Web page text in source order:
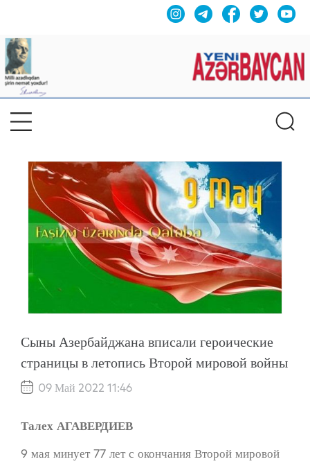
Сыны Азербайджана вписали героические
страницы в летопись Второй мировой войны
09 Май 2022 11:46
Талех АГАВЕРДИЕВ
9 мая минует 77 лет с окончания Второй мировой